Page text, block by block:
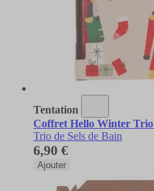
Tentation
Coffret Hello Winter Trio
Trio de Sels de Bain
6,90 €
Ajouter